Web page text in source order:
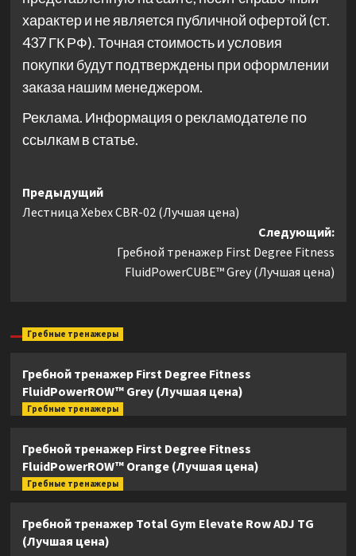
характер и не является публичной офертой (ст.
437 ГК РФ). Точная стоимость и условия
покупки будут подтверждены при оформлении
заказа нашим менеджером.
Реклама. Информация о рекламодателе по
ссылкам в статье.
Навигация
записи
Предыдущий
Лестница Xebex CBR-02 (Лучшая цена)
Следующий:
Гребной тренажер First Degree Fitness
FluidPowerCUBE™ Grey (Лучшая цена)
Гребные тренажеры
Гребной тренажер First Degree Fitness
FluidPowerROW™ Grey (Лучшая цена)
Гребные тренажеры
Гребной тренажер First Degree Fitness
FluidPowerROW™ Orange (Лучшая цена)
Гребные тренажеры
Гребной тренажер Total Gym Elevate Row ADJ TG
(Лучшая цена)